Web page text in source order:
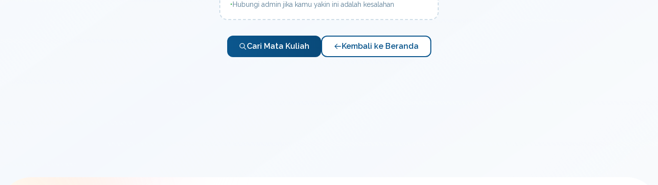
•Hubungi admin jika kamu yakin ini adalah kesalahan
Cari Mata Kuliah Kembali ke Beranda